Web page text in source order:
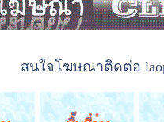
สนใจโฆษณาติดต่อ